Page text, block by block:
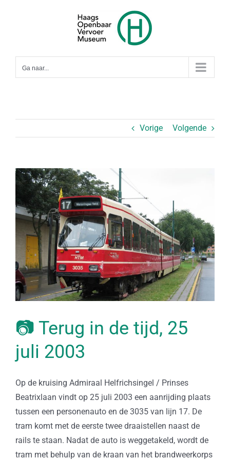
Ga naar...
Vorige Volgende
Bekijk
grotere
afbeelding
📷 Terug in de tijd, 25
juli 2003
Op de kruising Admiraal Helfrichsingel / Prinses
Beatrixlaan vindt op 25 juli 2003 een aanrijding plaats
tussen een personenauto en de 3035 van lijn 17. De
tram komt met de eerste twee draaistellen naast de
rails te staan. Nadat de auto is weggetakeld, wordt de
tram met behulp van de kraan van het brandweerkorps